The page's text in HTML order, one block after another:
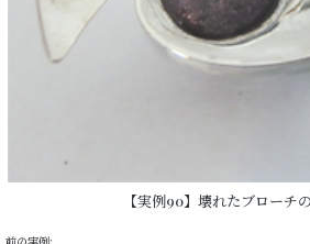
【実例90】壊れたブローチ